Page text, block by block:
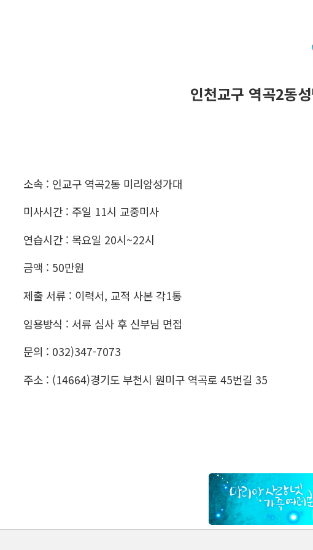
인천교구 역곡2동
소속 : 인교구 역곡2동 미리암성가대
미사시간 : 주일 11시 교중미사
연습시간 : 목요일 20시~22시
금액 : 50만원
제출 서류 : 이력서, 교적 사본 각1통
임용방식 : 서류 심사 후 신부님 면접
문의 : 032)347-7073
주소 : (14664)경기도 부천시 원미구 역곡로 45번길 35